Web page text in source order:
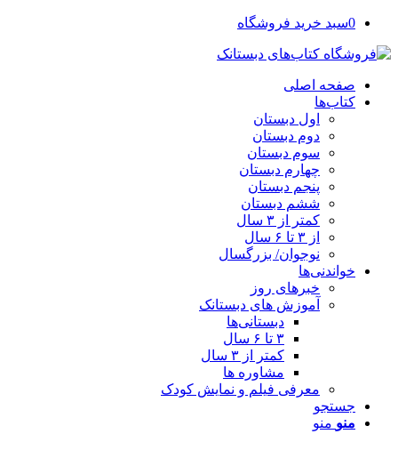
0سبد خرید فروشگاه
صفحه اصلی
کتاب‌ها
اول دبستان
دوم دبستان
سوم دبستان
چهارم دبستان
پنجم دبستان
ششم دبستان
کمتر از ۳ سال
از ۳ تا ۶ سال
نوجوان/ بزرگسال
خواندنی‌ها
خبرهای روز
آموزش های دبستانک
دبستانی‌ها
۳ تا ۶ سال
کمتر از ۳ سال
مشاوره ها
معرفی فیلم و نمایش کودک
جستجو
منو منو